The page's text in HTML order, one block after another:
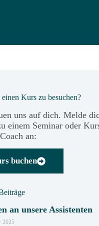
einen Kurs zu besuchen?
uns auf dich. Melde
einem Seminar oder
an:
buchen
an unsere Assistenten
2025